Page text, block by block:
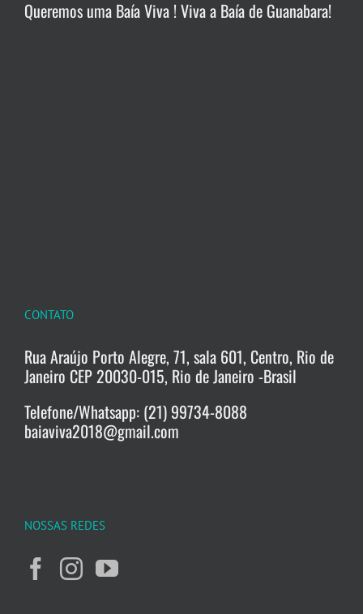
Queremos uma Baía Viva ! Viva a Baía de Guanabara!
CONTATO
Rua Araújo Porto Alegre, 71, sala 601, Centro, Rio de
Janeiro CEP 20030-015, Rio de Janeiro -Brasil
Telefone/Whatsapp: (21) 99734-8088
baiaviva2018@gmail.com
NOSSAS REDES